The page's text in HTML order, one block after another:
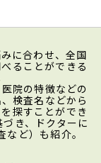
に合わせ、全国
ることができる
院の特徴などの
検査名などから
探すことができ
き、ドクターに
ど）も紹介。